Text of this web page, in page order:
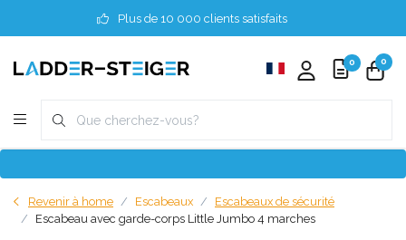
Plus de 10 000 clients satisfaits
0 0
Revenir à home Escabeaux
Escabeaux de sécurité
Escabeau avec garde-corps Little Jumbo 4 marches